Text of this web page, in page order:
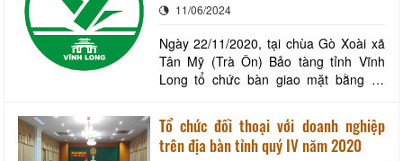
11/06/2024
Ngày 22/11/2020, tại chùa Gò Xoài xã
Tân Mỹ (Trà Ôn) Bảo tàng tỉnh Vĩnh
Long tổ chức bàn giao mặt bằng thi
Đến dự buổi lễ có ông Nguyễn Xuân
Hoanh- Phó giám đốc Sở Văn hóa Thể
dục và Thể thao tỉnh Vĩnh Long, bà
Tổ chức đối thoại với doanh nghiệp
trên địa bàn tỉnh quý IV năm 2020